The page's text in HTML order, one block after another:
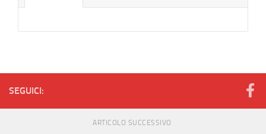
SEGUICI:
ARTICOLO SUCCESSIVO